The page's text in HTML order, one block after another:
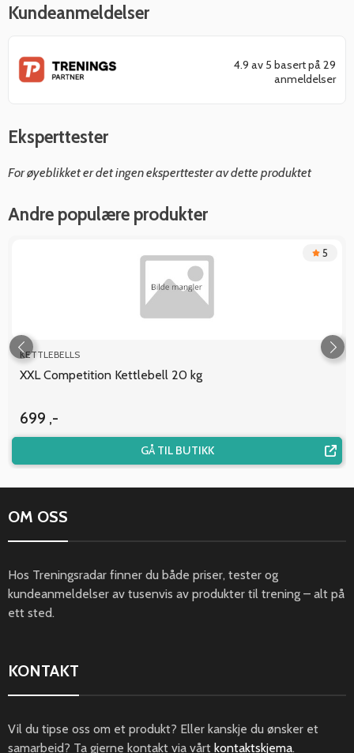
Kundeanmeldelser
4.9 av 5 basert på 29
anmeldelser
Eksperttester
For øyeblikket er det ingen eksperttester av dette produktet
Andre populære produkter
5
KETTLEBELLS
XXL Competition Kettlebell 20 kg
699 ,-
GÅ TIL BUTIKK
OM OSS
Hos Treningsradar finner du både priser, tester og
kundeanmeldelser av tusenvis av produkter til trening – alt på
ett sted.
KONTAKT
Vil du tipse oss om et produkt? Eller kanskje du ønsker et
samarbeid? Ta gjerne kontakt via vårt kontaktskjema.